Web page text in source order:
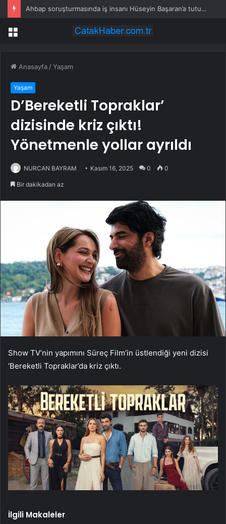
Ahbap soruşturmasında iş insanı Hüseyin Başaran’a tutuklama talebi
Menü
Anasayfa /Yaşam
Yaşam
D’Bereketli Topraklar’
dizisinde kriz çıktı!
Yönetmenle yollar ayrıldı
NURCAN BAYRAM Kasım 16, 2025 0 0
Bir dakikadan az
Show TV’nin yapımını Süreç Film’in üstlendiği yeni dizisi
‘Bereketli Topraklar’da kriz çıktı.
İlgili Makaleler